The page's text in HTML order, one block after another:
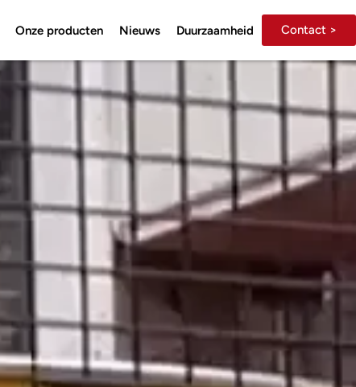
Onze producten Nieuws Duurzaamheid Contact >